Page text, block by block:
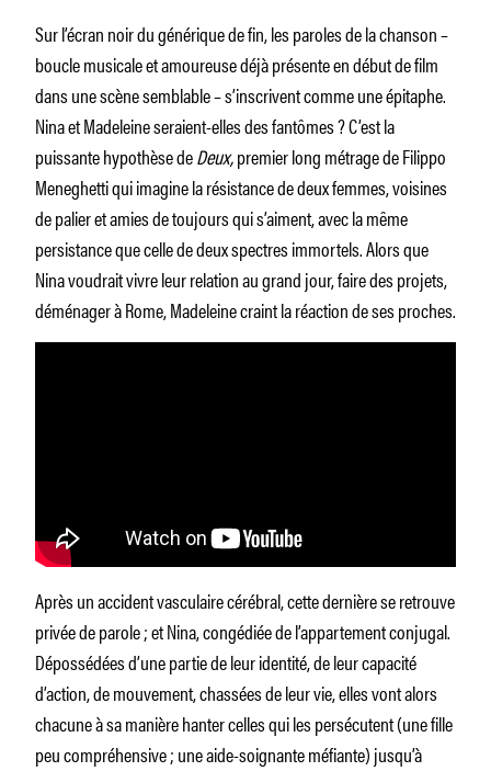
Sur l’écran noir du générique de fin, les paroles de la chanson –
boucle musicale et amoureuse déjà présente en début de film
dans une scène semblable – s’inscrivent comme une épitaphe.
Nina et Madeleine seraient-elles des fantômes ? C’est la
puissante hypothèse deDeux,premier long métrage de Filippo
Meneghetti qui imagine la résistance de deux femmes, voisines
de palier et amies de toujours qui s’aiment, avec la même
persistance que celle de deux spectres immortels. Alors que
Nina voudrait vivre leur relation au grand jour, faire des projets,
déménager à Rome, Madeleine craint la réaction de ses proches.
Après un accident vasculaire cérébral, cette dernière se retrouve
privée de parole ; et Nina, congédiée de l’appartement conjugal.
Dépossédées d’une partie de leur identité, de leur capacité
d’action, de mouvement, chassées de leur vie, elles vont alors
chacune à sa manière hanter celles qui les persécutent (une fille
peu compréhensive ; une aide-soignante méfiante) jusqu’à